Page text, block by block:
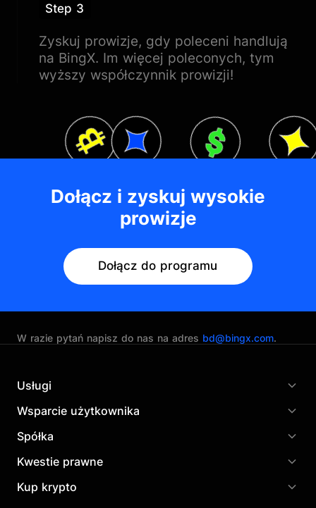
Step 3
Zyskuj prowizje, gdy poleceni handlują
na BingX. Im więcej poleconych, tym
wyższy współczynnik prowizji!
Dołącz i zyskuj wysokie
prowizje
Dołącz do programu
W razie pytań napisz do nas na adres bd@bingx.com.
Usługi
Wsparcie użytkownika
Spółka
Kwestie prawne
Kup krypto